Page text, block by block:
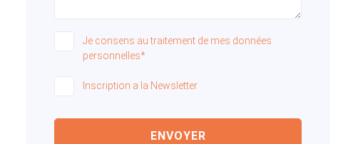
Je consens au traitement de mes données
personnelles*
Inscription a la Newsletter
ENVOYER